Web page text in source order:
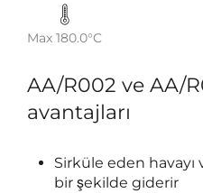
Max 180.0°C
AA/R002 ve AA/
avantajları
Sirküle eden
bir şekilde giderir